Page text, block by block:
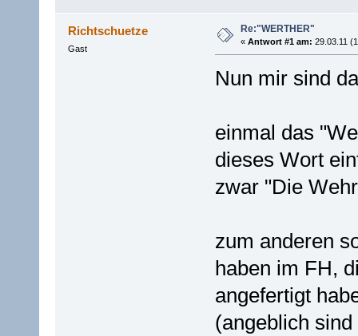
Richtschuetze
Gast
Re:"WERTHER"
« Antwort #1 am: 29.03.11
Nun mir sind
einmal das
dieses Wort
zwar "Die
zum anderen
haben im FH,
angefertigt
(angeblich